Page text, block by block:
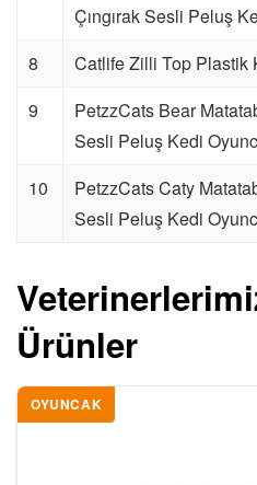
Çıngırak Sesli Peluş
8 Catlife Zilli Top Plastik
9
PetzzCats Bear
Sesli Peluş Kedi
10
PetzzCats Caty
Sesli Peluş Kedi
Ürünler
OYUNCAK